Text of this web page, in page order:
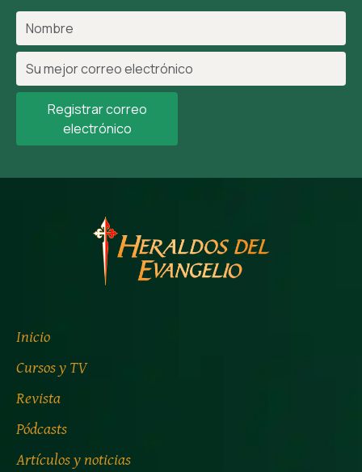
Registrar correo
electrónico
Inicio
Cursos y TV
Revista
Pódcasts
Artículos y noticias